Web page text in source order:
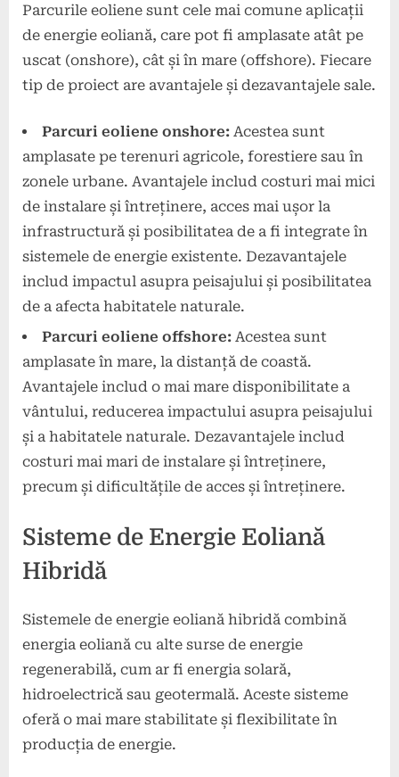
Parcurile eoliene sunt cele mai comune aplicații
de energie eoliană, care pot fi amplasate atât pe
uscat (onshore), cât și în mare (offshore). Fiecare
tip de proiect are avantajele și dezavantajele sale.
Parcuri eoliene onshore: Acestea sunt
amplasate pe terenuri agricole, forestiere sau în
zonele urbane. Avantajele includ costuri mai mici
de instalare și întreținere, acces mai ușor la
infrastructură și posibilitatea de a fi integrate în
sistemele de energie existente. Dezavantajele
includ impactul asupra peisajului și posibilitatea
de a afecta habitatele naturale.
Parcuri eoliene offshore: Acestea sunt
amplasate în mare, la distanță de coastă.
Avantajele includ o mai mare disponibilitate a
vântului, reducerea impactului asupra peisajului
și a habitatele naturale. Dezavantajele includ
costuri mai mari de instalare și întreținere,
precum și dificultățile de acces și întreținere.
Sisteme de Energie Eoliană
Hibridă
Sistemele de energie eoliană hibridă combină
energia eoliană cu alte surse de energie
regenerabilă, cum ar fi energia solară,
hidroelectrică sau geotermală. Aceste sisteme
oferă o mai mare stabilitate și flexibilitate în
producția de energie.